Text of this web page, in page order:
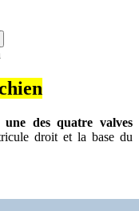
des quatre valves
droit et la base du